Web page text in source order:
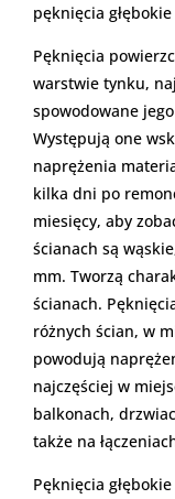
pęknięcia
Pęknięcia
warstwie tynku,
spowodowane
Występują one
naprężenia
kilka dni po
miesięcy, aby
ścianach są
mm. Tworzą
ścianach.
różnych ścian, w
powodują
najczęściej w
balkonach,
także na
Pęknięcia